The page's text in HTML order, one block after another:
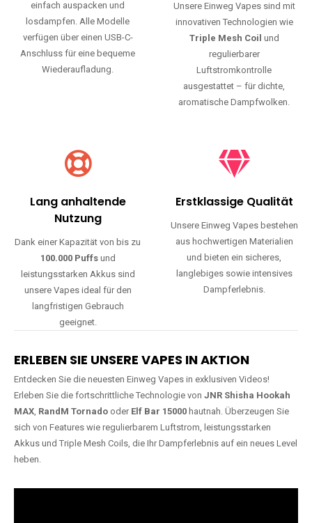
einfach auspacken und
losdampfen. Alle Modelle
verfügen über einen USB-C-
Anschluss für eine bequeme
Wiederaufladung.
Unsere Einweg Vapes sind mit
innovativen Technologien wie
Triple Mesh Coil und
regulierbarer
Luftstromkontrolle
ausgestattet – für dichte,
aromatische Dampfwolken.
Lang anhaltende
Nutzung
Dank einer Kapazität von bis zu
100.000 Puffsund
leistungsstarken Akkus sind
unsere Vapes ideal für den
langfristigen Gebrauch
geeignet.
Erstklassige Qualität
Unsere Einweg Vapes bestehen
aus hochwertigen Materialien
und bieten ein sicheres,
langlebiges sowie intensives
Dampferlebnis.
ERLEBEN SIE UNSERE VAPES IN AKTION
Entdecken Sie die neuesten Einweg Vapes in exklusiven Videos!
Erleben Sie die fortschrittliche Technologie von JNR Shisha Hookah
MAX, RandM Tornado oder Elf Bar 15000 hautnah. Überzeugen Sie
sich von Features wie regulierbarem Luftstrom, leistungsstarken
Akkus und Triple Mesh Coils, die Ihr Dampferlebnis auf ein neues Level
heben.